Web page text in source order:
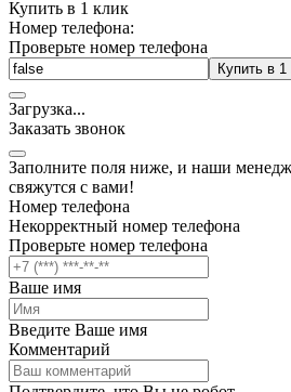
Купить в 1 клик
Номер телефона:
Проверьте номер телефона
Купить в 1
Загрузка...
Заказать звонок
Заполните поля ниже, и наши
свяжутся с вами!
Номер телефона
Некорректный номер телефона
Проверьте номер телефона
Ваше имя
Введите Ваше имя
Комментарий